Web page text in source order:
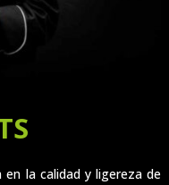
la calidad y ligereza de